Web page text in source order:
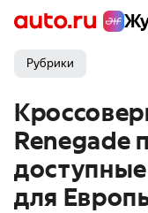
Рубрики
Renegade
для